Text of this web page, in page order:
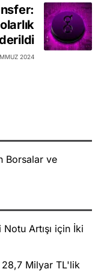
2024
Borsalar ve
Artışı için İki
28,7 Milyar TL'lik